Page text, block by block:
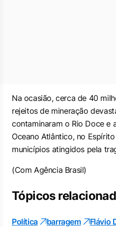
Na ocasião, cerca de 40
rejeitos de mineração
contaminaram o Rio Doce e
Oceano Atlântico, no
municípios atingidos pela
(Com Agência Brasil)
Tópicos
Política barragem Flávio